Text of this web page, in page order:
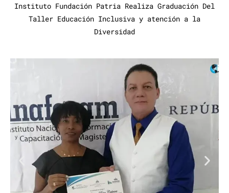
Instituto Fundación Patria Realiza Graduación Del
Taller Educación Inclusiva y atención a la
Diversidad